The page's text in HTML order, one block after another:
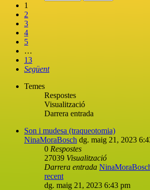
1
2
3
4
5
…
13
Següent
Temes
Respostes
Visualització
Darrera entrada
Son i mudesa (traqueotomia)
NinaMoraBosch dg. maig 21, 2023
0 Respostes
27039 Visualització
Darrera entrada
recent
dg. maig 21, 2023 6:43 pm